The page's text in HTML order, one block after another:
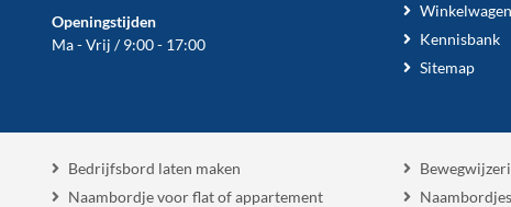
Openingstijden
Ma - Vrij / 9:00 - 17:00
Winkelwagen
Kennisbank
Sitemap
Bedrijfsbord laten maken
Naambordje voor flat of appartement
Naambordjes